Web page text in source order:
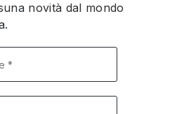
novità dal mondo